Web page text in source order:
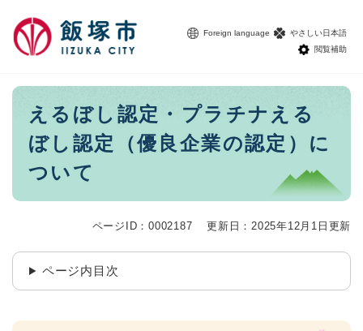
Foreign language
やさしい日本語
閲覧補助
本
えるぼし認定・プラチナえる
ぼし認定（優良企業の認定）に
ついて
ページID：0002187 更新日：2025年12月1日更新
ページ内目次